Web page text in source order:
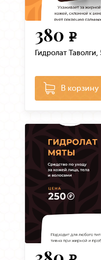
380 e
Гидролат Таволги,
В корзину